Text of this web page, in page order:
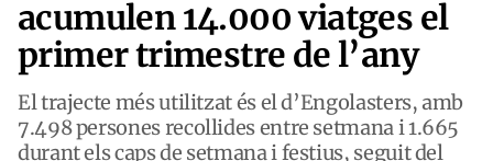
acumulen 14.000 viatges el
primer trimestre de l’any
El trajecte més utilitzat és el d’Engolasters, amb
7.498 persones recollides entre setmana i 1.665
durant els caps de setmana i festius, seguit del